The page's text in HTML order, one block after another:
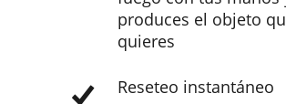
produces el objeto
quieres
Reseteo instantáneo